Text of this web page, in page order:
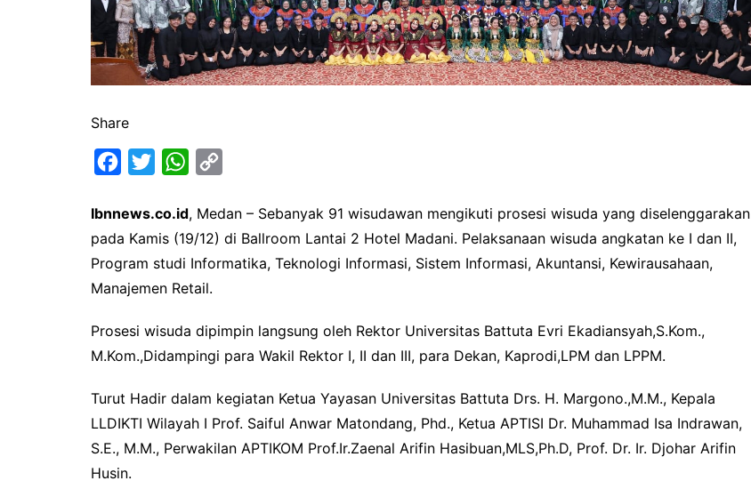
Share
c
e
b
o
k
i
t
t
e
r
W
a
t
s
A
p
p
y
L
k
Ibnnews.co.id, Medan – Sebanyak 91 wisudawan mengikuti prosesi wisuda yang diselenggarakan
pada Kamis (19/12) di Ballroom Lantai 2 Hotel Madani. Pelaksanaan wisuda angkatan ke I dan II,
Program studi Informatika, Teknologi Informasi, Sistem Informasi, Akuntansi, Kewirausahaan,
Manajemen Retail.
Prosesi wisuda dipimpin langsung oleh Rektor Universitas Battuta Evri Ekadiansyah,S.Kom.,
M.Kom.,Didampingi para Wakil Rektor I, II dan III, para Dekan, Kaprodi,LPM dan LPPM.
Turut Hadir dalam kegiatan Ketua Yayasan Universitas Battuta Drs. H. Margono.,M.M., Kepala
LLDIKTI Wilayah I Prof. Saiful Anwar Matondang, Phd., Ketua APTISI Dr. Muhammad Isa Indrawan,
S.E., M.M., Perwakilan APTIKOM Prof.Ir.Zaenal Arifin Hasibuan,MLS,Ph.D, Prof. Dr. Ir. Djohar Arifin
Husin.